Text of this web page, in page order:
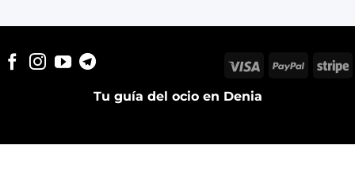
Tu guía del ocio en Denia
Visa PayPal